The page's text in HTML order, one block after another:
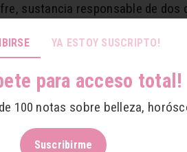
sustancia responsable de dos
gracias a su aporte
aquellos que tengan una
que más se utilizan para
YA ESTOY SUSCRIPTO!
para acceso total!
100 notas sobre belleza,
Suscribirme